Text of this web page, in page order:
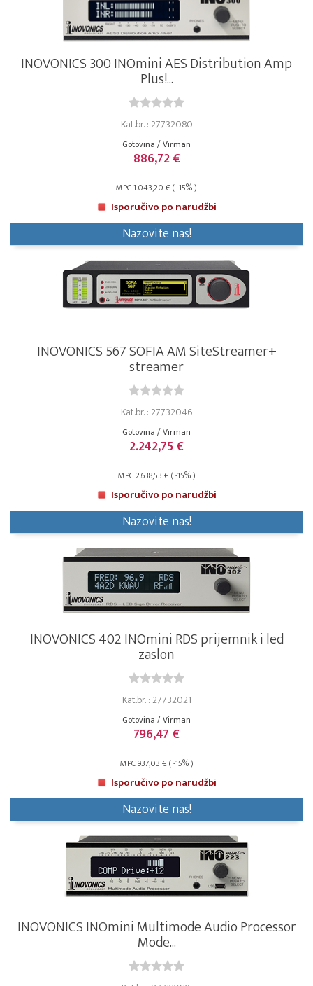
INOVONICS 300 INOmini AES Distribution Amp
Plus!...
Kat.br. : 27732080
Gotovina / Virman
886,72 €
MPC 1.043,20 € ( -15% )
Isporučivo po narudžbi
Nazovite nas!
INOVONICS 567 SOFIA AM SiteStreamer+
streamer
Kat.br. : 27732046
Gotovina / Virman
2.242,75 €
MPC 2.638,53 € ( -15% )
Isporučivo po narudžbi
Nazovite nas!
INOVONICS 402 INOmini RDS prijemnik i led
zaslon
Kat.br. : 27732021
Gotovina / Virman
796,47 €
MPC 937,03 € ( -15% )
Isporučivo po narudžbi
Nazovite nas!
INOVONICS INOmini Multimode Audio Processor
Mode...